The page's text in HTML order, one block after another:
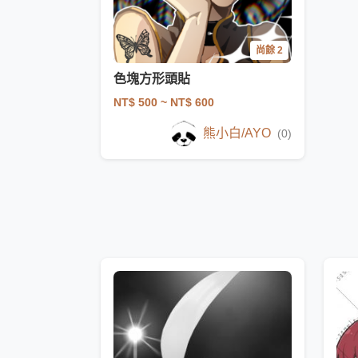
尚餘 2
色塊方形頭貼
NT$ 500 ~ NT$ 600
熊小白/AYO (0)